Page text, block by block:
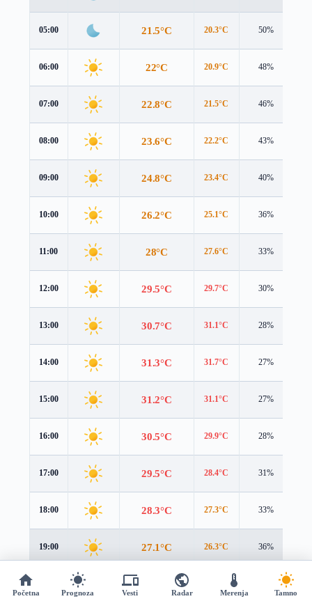
05:00 21.5°C 20.3°C 50%
06:00 22°C 20.9°C 48%
07:00 22.8°C 21.5°C 46%
08:00 23.6°C 22.2°C 43%
09:00 24.8°C 23.4°C 40%
10:00 26.2°C 25.1°C 36%
11:00 28°C 27.6°C 33%
12:00 29.5°C 29.7°C 30%
13:00 30.7°C 31.1°C 28%
14:00 31.3°C 31.7°C 27%
15:00 31.2°C 31.1°C 27%
16:00 30.5°C 29.9°C 28%
17:00 29.5°C 28.4°C 31%
18:00 28.3°C 27.3°C 33%
19:00 27.1°C 26.3°C 36%
Početna Prognoza Vesti Radar Merenja Tamno